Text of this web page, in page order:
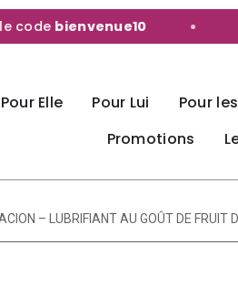
bienvenue10
Pour Elle Pour Lui Pour
Promotions
– LUBRIFIANT AU GOÛT DE FRUIT